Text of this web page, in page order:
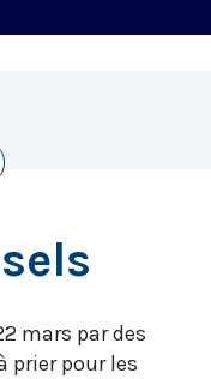
mars par des
prier pour les